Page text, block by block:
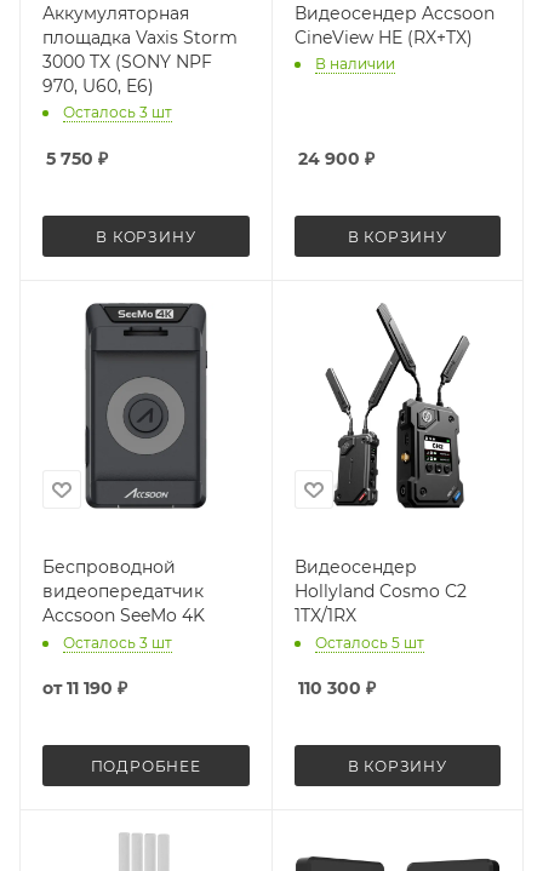
Аккумуляторная
площадка Vaxis Storm
3000 TX (SONY NPF
970, U60, E6)
Осталось 3 шт
5 750 ₽
В КОРЗИНУ
Видеосендер Accsoon
CineView HE (RX+TX)
В наличии
24 900 ₽
В КОРЗИНУ
Беспроводной
видеопередатчик
Accsoon SeeMo 4K
Осталось 3 шт
от11 190 ₽
ПОДРОБНЕЕ
Видеосендер
Hollyland Cosmo C2
1TX/1RX
Осталось 5 шт
110 300 ₽
В КОРЗИНУ